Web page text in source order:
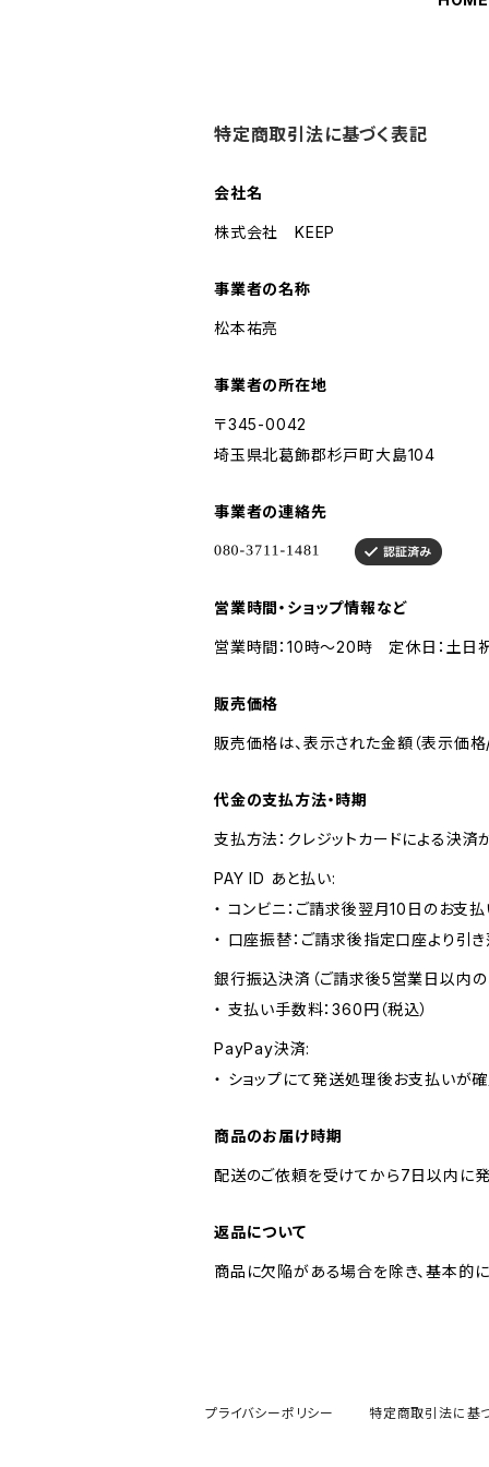
特定商取引法に基づく表記
会社名
株式会社 KEEP
事業者の名称
松本祐亮
事業者の所在地
〒345-0042
埼玉県北葛飾郡杉戸町大島104
事業者の連絡先
営業時間・ショップ情報など
営業時間：10時〜20時 定休日：土日
販売価格
販売価格は、表示された金額（表示価格
代金の支払方法・時期
支払方法：クレジットカードによる決
PAY ID あと払い:
・ コンビニ：ご請求後翌月10日のお支
・ 口座振替：ご請求後指定口座より引
銀行振込決済（ご請求後5営業日以内の
・ 支払い手数料：360円（税込）
PayPay決済:
・ ショップにて発送処理後お支払いが確
商品のお届け時期
配送のご依頼を受けてから7日以内に発
返品について
商品に欠陥がある場合を除き、基本的
プライバシーポリシー 特定商取引法に基